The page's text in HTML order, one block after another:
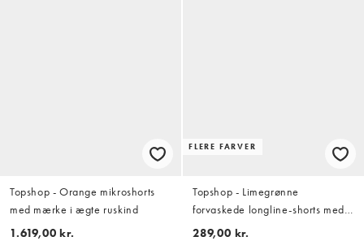
Topshop - Orange mikroshorts
med mærke i ægte ruskind
1.619,00 kr.
FLERE FARVER
Topshop - Limegrønne
forvaskede longline-shorts med
bindedetalje
289,00 kr.